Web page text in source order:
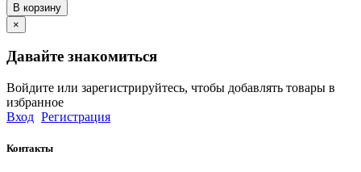
В корзину
×
Давайте знакомиться
Войдите или зарегистрируйтесь, чтобы добавлять товары в
избранное
Вход Регистрация
Контакты